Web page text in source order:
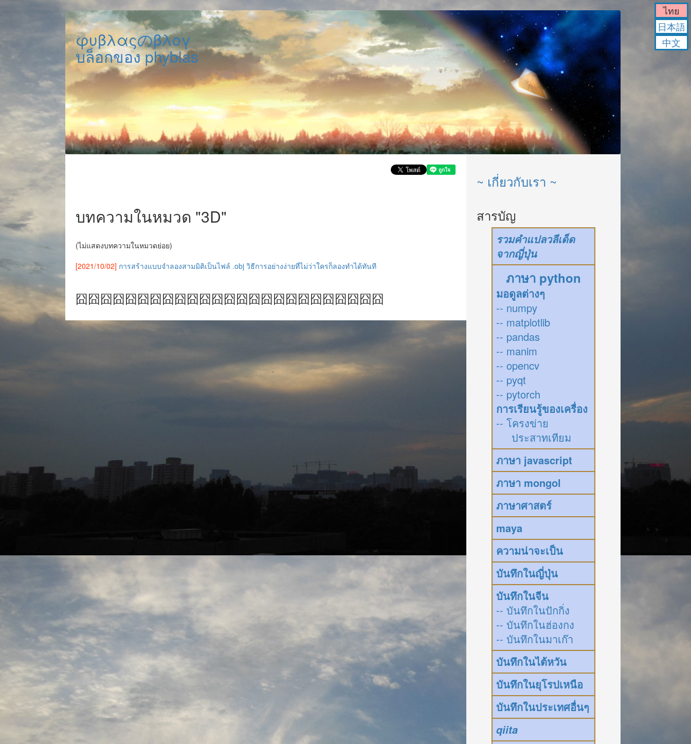
φυβλαςのβλογ
บล็อกของ phyblas
บทความในหมวด "3D"
(ไม่แสดงบทความในหมวดย่อย)
[2021/10/02] การสร้างแบบจำลองสามมิติเป็นไฟล์ .obj วิธีการอย่างง่ายที่ไม่ว่าใครก็ลองทำได้ทันที
囧囧囧囧囧囧囧囧囧囧囧囧囧囧囧囧囧囧囧囧囧囧囧囧囧
~ เกี่ยวกับเรา ~
สารบัญ
รวมคำแปลวลีเด็ด
จากญี่ปุ่น
ภาษา python
มอดูลต่างๆ
-- numpy
-- matplotlib
-- pandas
-- manim
-- opencv
-- pyqt
-- pytorch
การเรียนรู้ของเครื่อง
-- โครงข่าย
ประสาทเทียม
ภาษา javascript
ภาษา mongol
ภาษาศาสตร์
maya
ความน่าจะเป็น
บันทึกในญี่ปุ่น
บันทึกในจีน
-- บันทึกในปักกิ่ง
-- บันทึกในฮ่องกง
-- บันทึกในมาเก๊า
บันทึกในไต้หวัน
บันทึกในยุโรปเหนือ
บันทึกในประเทศอื่นๆ
qiita
ไทย
日本語
中文